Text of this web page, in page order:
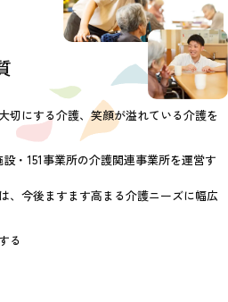
切にする介護、笑顔が溢れている介護を
・151事業所の介護関連事業所を運営す
、今後ますます高まる介護ニーズに幅広
る